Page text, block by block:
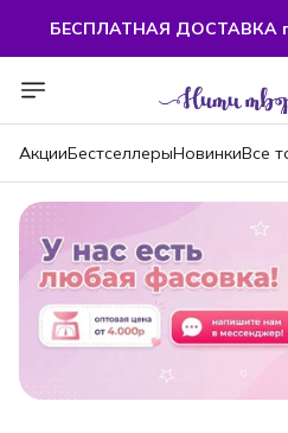
БЕСПЛАТНАЯ ДОСТАВКА
БЕСПЛАТНАЯ ДОСТАВКА
АкцииБестселлерыНовинкиВсе